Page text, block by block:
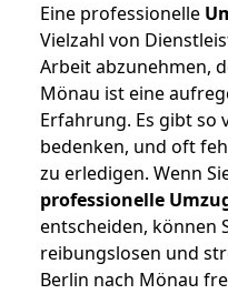
Eine professionelle
Vielzahl von
Arbeit abzunehmen,
Mönau ist eine
Erfahrung. Es gibt so
bedenken, und oft
zu erledigen. Wenn
professionelle
entscheiden, können
reibungslosen und
Berlin nach Mönau